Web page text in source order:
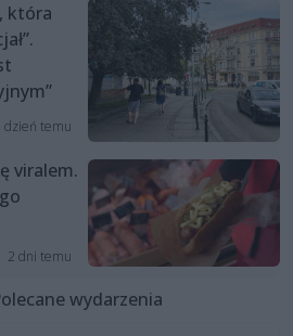
która
dzień temu
viralem.
2 dni temu
wydarzenia